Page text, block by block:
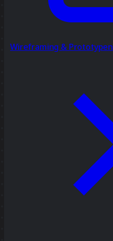
Wireframing & Prototypen